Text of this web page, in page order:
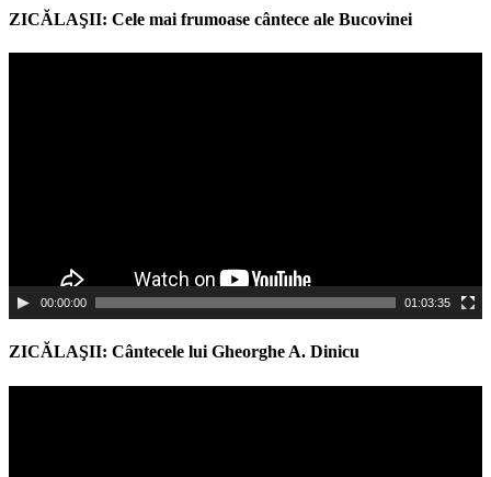
ZICĂLAŞII: Cele mai frumoase cântece ale Bucovinei
00:00:00 01:03:35
ZICĂLAŞII: Cântecele lui Gheorghe A. Dinicu